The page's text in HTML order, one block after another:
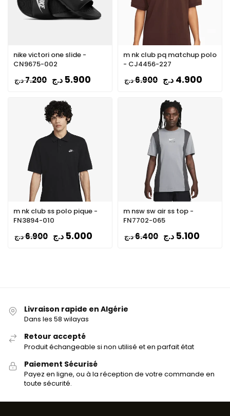
nike victori one slide -
CN9675-002
7.200د.ج 5.900 د.ج
m nk club pq matchup polo
- CJ4456-227
6.900د.ج 4.900 د.ج
m nk club ss polo pique -
FN3894-010
6.900د.ج 5.000 د.ج
m nsw sw air ss top -
FN7702-065
6.400د.ج 5.100 د.ج
Livraison rapide en Algérie
Dans les 58 wilayas
Retour accepté
Produit échangeable si non utilisé et en parfait état
Paiement Sécurisé
Payez en ligne, ou à la réception de votre commande en
toute sécurité.